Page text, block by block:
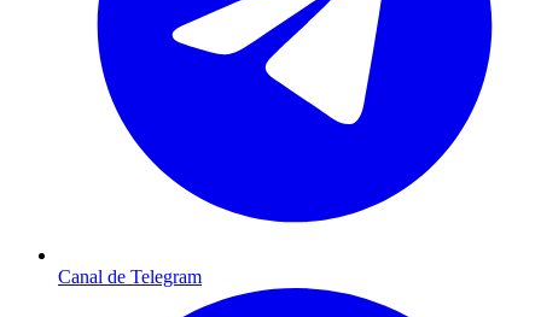
Canal de Telegram